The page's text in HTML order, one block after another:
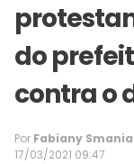
do
contra o
Por Fabiany Smania
17/03/2021 09:47